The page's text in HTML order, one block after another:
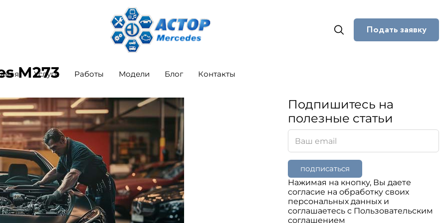
Подать заявку
Услуги Работы Модели Блог Контакты
M273
Подпишитесь на
полезные статьи
подписаться
Нажимая на кнопку, Вы даете
согласие на обработку своих
персональных данных и
соглашаетесь с Пользовательским
соглашением